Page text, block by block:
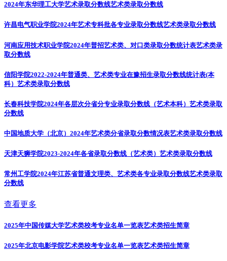
2024年东华理工大学艺术录取分数线艺术类录取分数线
许昌电气职业学院2024年艺术专科批各专业录取分数线艺术类录取分数线
河南应用技术职业学院2024年普招艺术类、对口类录取分数统计表艺术类录
取分数线
信阳学院2022-2024年普通类、艺术类专业在豫招生录取分数线统计表(本
科） 艺术类录取分数线
长春科技学院2024年各层次分省分专业录取分数线（艺术本科） 艺术类录取
分数线
中国地质大学（北京）2024年艺术类分省录取分数情况表艺术类录取分数线
天津天狮学院2023-2024年各省录取分数线（艺术类） 艺术类录取分数线
常州工学院2024年江苏省普通文理类、艺术类各专业录取分数线艺术类录取
分数线
查看更多
2025年中国传媒大学艺术类校考专业名单一览表艺术类招生简章
2025年北京电影学院艺术类校考专业名单一览表艺术类招生简章